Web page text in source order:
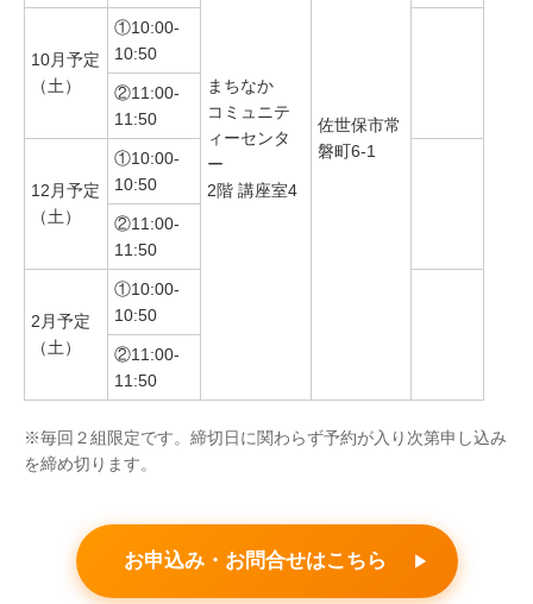
まちなか
コミュニテ
ィーセンタ
ー
2階 講座室4
佐世保市常
磐町6-1
10月予定
（土）
①10:00-
10:50
②11:00-
11:50
12月予定
（土）
①10:00-
10:50
②11:00-
11:50
2月予定
（土）
①10:00-
10:50
②11:00-
11:50
※毎回２組限定です。締切日に関わらず予約が入り次第申し込み
を締め切ります。
お申込み・お問合せはこちら